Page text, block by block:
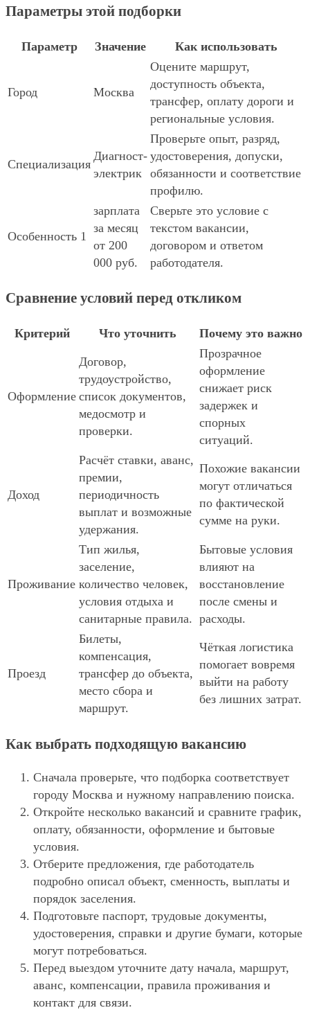
Параметры этой подборки
Параметр Значение Как использовать
Город Москва
Оцените маршрут,
доступность объекта,
трансфер, оплату дороги и
региональные условия.
Специализация
Диагност-
электрик
Проверьте опыт, разряд,
удостоверения, допуски,
обязанности и соответствие
профилю.
Особенность 1
зарплата
за месяц
от 200
000 руб.
Сверьте это условие с
текстом вакансии,
договором и ответом
работодателя.
Сравнение условий перед откликом
Критерий Что уточнить Почему это важно
Оформление
Договор,
трудоустройство,
список документов,
медосмотр и
проверки.
Прозрачное
оформление
снижает риск
задержек и
спорных
ситуаций.
Доход
Расчёт ставки, аванс,
премии,
периодичность
выплат и возможные
удержания.
Похожие вакансии
могут отличаться
по фактической
сумме на руки.
Проживание
Тип жилья,
заселение,
количество человек,
условия отдыха и
санитарные правила.
Бытовые условия
влияют на
восстановление
после смены и
расходы.
Проезд
Билеты,
компенсация,
трансфер до объекта,
место сбора и
маршрут.
Чёткая логистика
помогает вовремя
выйти на работу
без лишних затрат.
Как выбрать подходящую вакансию
Сначала проверьте, что подборка соответствует
городу Москва и нужному направлению поиска.
Откройте несколько вакансий и сравните график,
оплату, обязанности, оформление и бытовые
условия.
Отберите предложения, где работодатель
подробно описал объект, сменность, выплаты и
порядок заселения.
Подготовьте паспорт, трудовые документы,
удостоверения, справки и другие бумаги, которые
могут потребоваться.
Перед выездом уточните дату начала, маршрут,
аванс, компенсации, правила проживания и
контакт для связи.